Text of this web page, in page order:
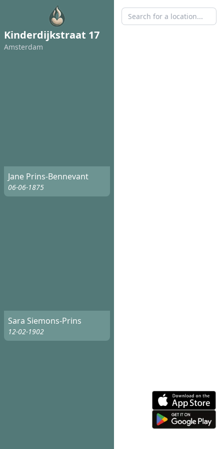
Kinderdijkstraat 17
Amsterdam
Jane Prins-Bennevant
06-06-1875
Sara Siemons-Prins
12-02-1902